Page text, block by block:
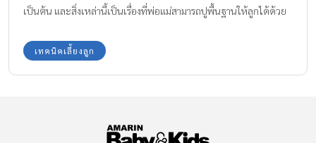
เป็นต้น และสิ่งเหล่านี้เป็นเรื่องที่พ่อแม่สามารถปูพื้นฐานให้ลูกได้ด้วย
ก็ตาม ทีมงาน Amarin Baby & Kids มี 3 วิธีง่ายๆ สอนลูก เข้าใจธรรมะ
มาให้พ่อแม่ได้ทราบกันค่ะ
เทคนิคเลี้ยงลูก